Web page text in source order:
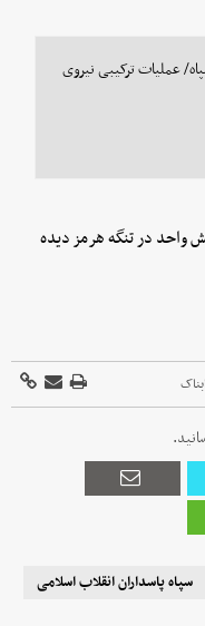
عملیات ترکیبی نیروی
در یک آرایش واحد در تنگه هرمز دیده
سپاه پاسداران انقلاب اسلامی